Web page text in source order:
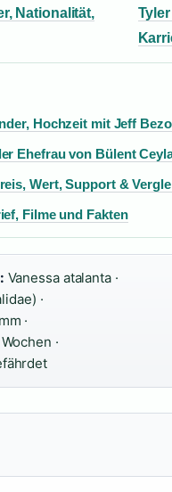
Nationalität,
Hochzeit mit Jeff
Ehefrau von Bülent
Wert, Support &
Filme und Fakten
Vanessa atalanta ·
·
·
·